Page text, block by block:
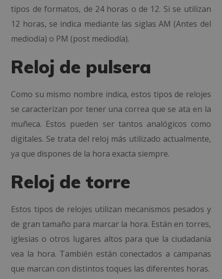
tipos de formatos, de 24 horas o de 12. Si se utilizan
12 horas, se indica mediante las siglas AM (Antes del
mediodía) o PM (post mediodía).
Reloj de pulsera
Como su mismo nombre indica, estos tipos de relojes
se caracterizan por tener una correa que se ata en la
muñeca. Estos pueden ser tantos analógicos como
digitales. Se trata del reloj más utilizado actualmente,
ya que dispones de la hora exacta siempre.
Reloj de torre
Estos tipos de relojes utilizan mecanismos pesados y
de gran tamaño para marcar la hora. Están en torres,
iglesias o otros lugares altos para que la ciudadanía
vea la hora. También están conectados a campanas
que marcan con distintos toques las diferentes horas.